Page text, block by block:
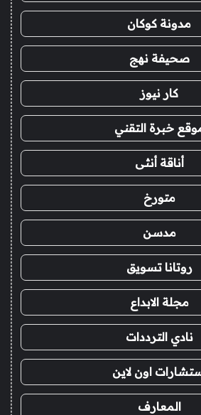
مدونة كوكان
صحيفة نهج
كار نيوز
خبرة التقني
أناقة أنثى
متورخ
مدسن
روتانا تسويق
مجلة الابداع
نادي الترددات
اون لاين
المعارف